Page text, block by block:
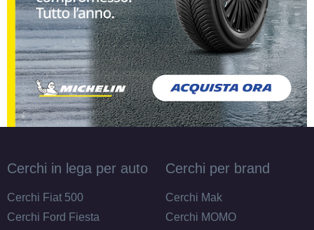
Cerchi in lega per auto
Cerchi Fiat 500
Cerchi Ford Fiesta
Cerchi per brand
Cerchi Mak
Cerchi MOMO